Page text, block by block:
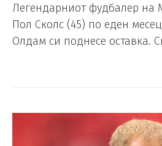
Легендарниот фудбалер на
Пол Сколс (45) по еден
Олдам си поднесе оставка.